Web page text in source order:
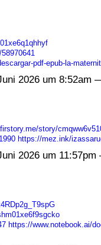
pdf-epub-la-
2026 um 8:52am
story/
https://mez.ink/
2026 um
https://www.notebook.ai/